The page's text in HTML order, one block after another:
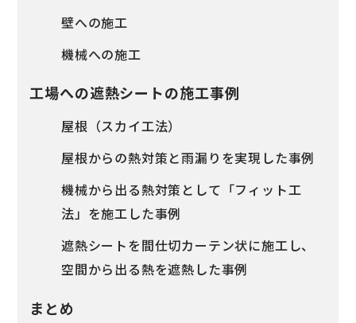
壁への施工
機械への施工
工場への遮熱シートの施工事例
屋根（スカイ工法）
屋根からの熱対策と雨漏りを実現した事例
機械から出る熱対策として「フィット工
法」を施工した事例
遮熱シートを間仕切カーテン状に施工し、
空間から出る熱を遮熱した事例
まとめ